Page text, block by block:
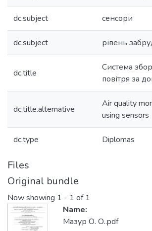
dc.subject сенсори
dc.subject рівень
dc.title
Система
повітря за
dc.title.alternative
Air quality
using sensors
dc.type Diplomas
Files
Original bundle
Now showing 1 - 1 of 1
Name:
Мазур О. О..pdf